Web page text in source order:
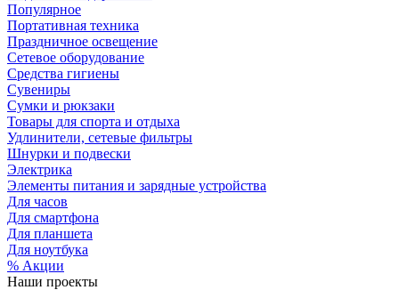
Популярное
Портативная техника
Праздничное освещение
Сетевое оборудование
Средства гигиены
Сувениры
Сумки и рюкзаки
Товары для спорта и отдыха
Удлинители, сетевые фильтры
Шнурки и подвески
Электрика
Элементы питания и зарядные устройства
Для часов
Для смартфона
Для планшета
Для ноутбука
% Акции
Наши проекты